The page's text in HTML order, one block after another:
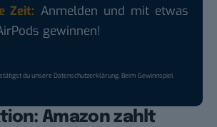
Zeit: Anmelden und mit etwas
gewinnen!
du unsereDatenschutzerklärung. Beim Gewinnspiel
Amazon zahlt